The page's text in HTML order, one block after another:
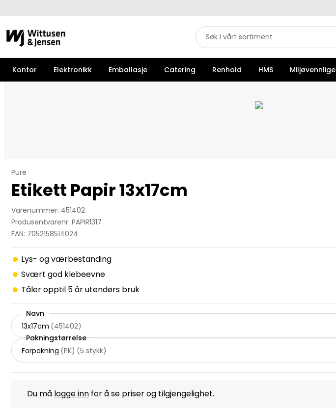
Kontor Elektronikk Emballasje Catering Renhold HMS
Pure
Etikett Papir 13x17cm
Varenummer: 451402
Produsentvarenr: PAPIR1317
EAN: 7052158514024
Lys- og værbestanding
Svært god klebeevne
Tåler opptil 5 år utendørs bruk
Navn
13x17cm (451402)
Pakningstørrelse
Forpakning (PK) (5 stykk)
Du må logge inn for å se priser og tilgjengelighet.